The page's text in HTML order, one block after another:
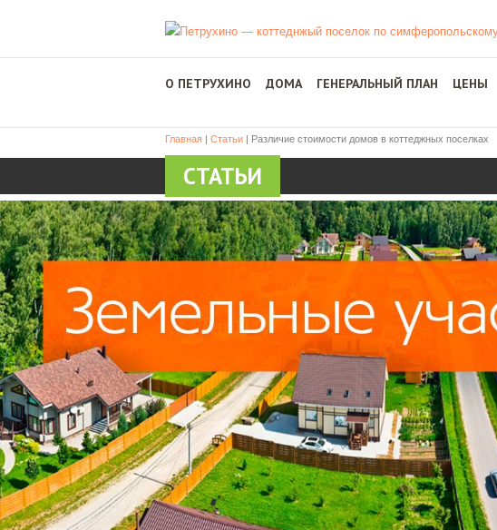
О ПЕТРУХИНО ДОМА ГЕНЕРАЛЬНЫЙ ПЛАН ЦЕНЫ
Главная | Статьи | Различие стоимости домов в коттеджных поселках
СТАТЬИ